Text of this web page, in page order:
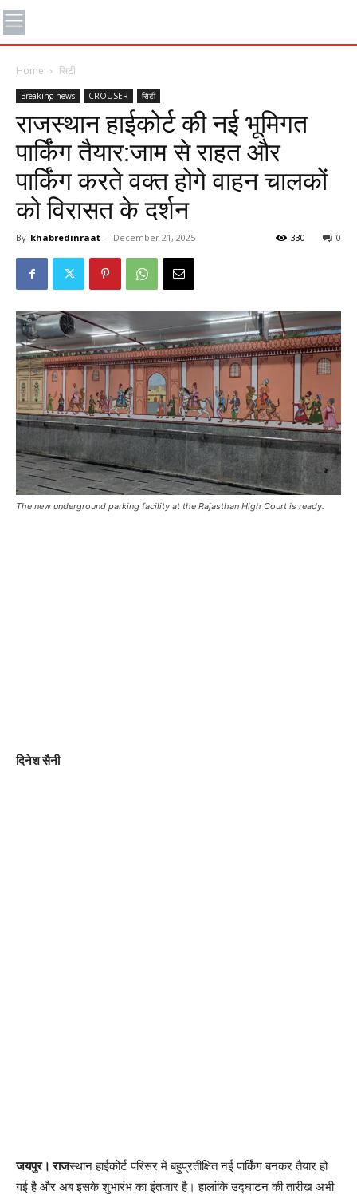
Home सिटी
Breaking news CROUSER सिटी
राजस्थान हाईकोर्ट की नई भूमिगत
पार्किंग तैयार:जाम से राहत और
पार्किंग करते वक्त होगे वाहन चालकों
को विरासत के दर्शन
By khabredinraat - December 21, 2025 0
330
The new underground parking facility at the Rajasthan High Court is ready.
दिनेश सैनी
जयपुर। राजस्थान हाईकोर्ट परिसर में बहुप्रतीक्षित नई पार्किंग बनकर तैयार हो
गई है और अब इसके शुभारंभ का इंतजार है। हालांकि उद्घाटन की तारीख अभी